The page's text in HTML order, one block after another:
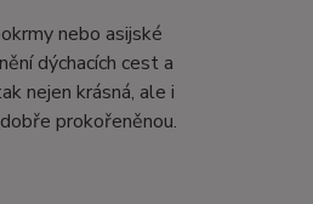
nebo asijské
dýchacích cest a
nejen krásná, ale i
prokořeněnou.